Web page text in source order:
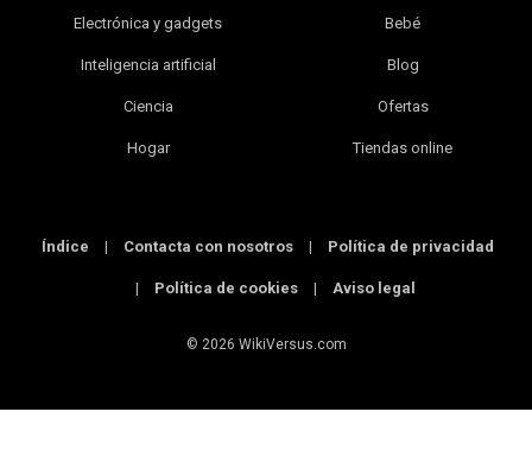
Electrónica y gadgets
Inteligencia artificial
Ciencia
Hogar
Bebé
Blog
Ofertas
Tiendas online
Índice | Contacta con nosotros | Política de privacidad
| Política de cookies | Aviso legal
© 2026 WikiVersus.com